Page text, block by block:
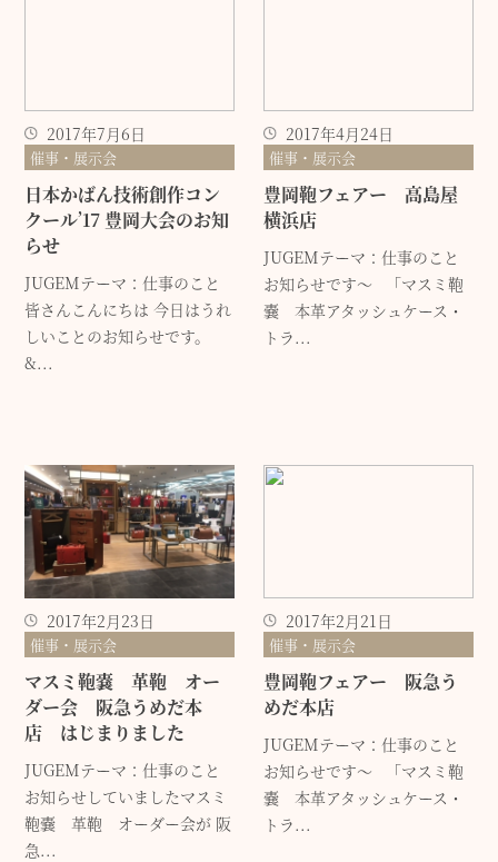
2017年7月6日
催事・展示会
日本かばん技術創作コン
クール’17 豊岡大会のお知
らせ
JUGEMテーマ：仕事のこと
皆さんこんにちは 今日はうれ
しいことのお知らせです。
&...
2017年4月24日
催事・展示会
豊岡鞄フェアー 高島屋
横浜店
JUGEMテーマ：仕事のこと
お知らせです～ 「マスミ鞄
嚢 本革アタッシュケース・
トラ...
2017年2月23日
催事・展示会
マスミ鞄嚢 革鞄 オー
ダー会 阪急うめだ本
店 はじまりました
JUGEMテーマ：仕事のこと
お知らせしていましたマスミ
鞄嚢 革鞄 オーダー会が 阪
急...
2017年2月21日
催事・展示会
豊岡鞄フェアー 阪急う
めだ本店
JUGEMテーマ：仕事のこと
お知らせです～ 「マスミ鞄
嚢 本革アタッシュケース・
トラ...